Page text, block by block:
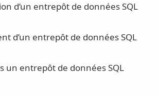
d’un entrepôt de données SQL
d’un entrepôt de données SQL
un entrepôt de données SQL